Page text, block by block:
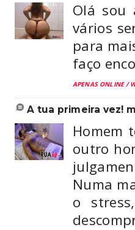
Olá sou
vários
para
faço
APENAS ONLINE /
a tua primeira vez!
Homem
outro
Numa
o